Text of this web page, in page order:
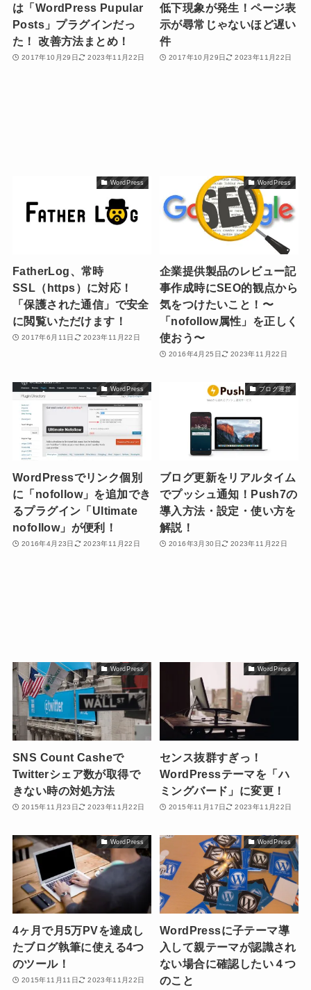
は「WordPress Pupular
Posts」プラグインだっ
た！ 改善方法まとめ！
2017年10月29日 2023年11月22日
低下現象が発生！ページ表
示が尋常じゃないほど遅い
件
2017年10月29日 2023年11月22日
WordPress
FatherLog、常時
SSL（https）に対応！
「保護された通信」で安全
に閲覧いただけます！
2017年6月11日 2023年11月22日
WordPress
企業提供製品のレビュー記
事作成時にSEO的観点から
気をつけたいこと！〜
「nofollow属性」を正しく
使おう〜
2016年4月25日 2023年11月22日
WordPress
WordPressでリンク個別
に「nofollow」を追加でき
るプラグイン「Ultimate
nofollow」が便利！
2016年4月23日 2023年11月22日
ブログ運営
ブログ更新をリアルタイム
でプッシュ通知！Push7の
導入方法・設定・使い方を
解説！
2016年3月30日 2023年11月22日
WordPress
SNS Count Casheで
Twitterシェア数が取得で
きない時の対処方法
2015年11月23日 2023年11月22日
WordPress
センス抜群すぎっ！
WordPressテーマを「ハ
ミングバード」に変更！
2015年11月17日 2023年11月22日
WordPress
4ヶ月で月5万PVを達成し
たブログ執筆に使える4つ
のツール！
2015年11月11日 2023年11月22日
WordPress
WordPressに子テーマ導
入して親テーマが認識され
ない場合に確認したい４つ
のこと